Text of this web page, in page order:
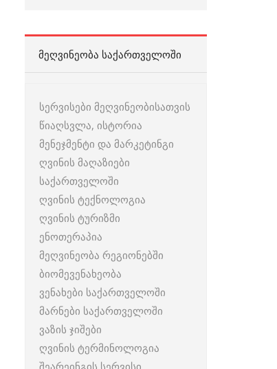
ᲛᲔᲦᲕᲘᲜᲔᲝᲑᲐ ᲡᲐᲥᲐᲠᲗᲕᲔᲚᲝᲨᲘ
სერვისები მეღვინეობისათვის
წიაღსვლა, ისტორია
მენეჯმენტი და მარკეტინგი
ღვინის მაღაზიები
საქართველოში
ღვინის ტექნოლოგია
ღვინის ტურიზმი
ენოთერაპია
მეღვინეობა რეგიონებში
ბიომევენახეობა
ვენახები საქართველოში
მარნები საქართველოში
ვაზის ჯიშები
ღვინის ტერმინოლოგია
შეარეინგის სერვისი